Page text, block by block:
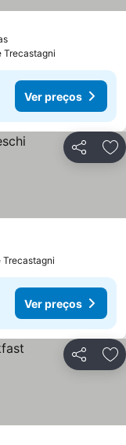
Ver preços
Trecastagni
Ver preços
Partilhar
Trecastagni
Ver preços
Partilhar